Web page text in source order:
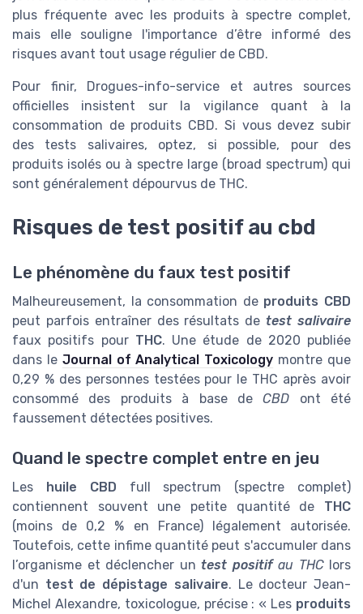
plus fréquente avec les produits à spectre complet,
mais elle souligne l'importance d’être informé des
risques avant tout usage régulier de CBD.
Pour finir, Drogues-info-service et autres sources
officielles insistent sur la vigilance quant à la
consommation de produits CBD. Si vous devez subir
des tests salivaires, optez, si possible, pour des
produits isolés ou à spectre large (broad spectrum) qui
sont généralement dépourvus de THC.
Risques de test positif au cbd
Le phénomène du faux test positif
Malheureusement, la consommation de produits CBD
peut parfois entraîner des résultats detest salivaire
faux positifs pour THC. Une étude de 2020 publiée
dans le Journal of Analytical Toxicology montre que
0,29 % des personnes testées pour le THC après avoir
consommé des produits à base deCBD ont été
faussement détectées positives.
Quand le spectre complet entre en jeu
Les huile CBD full spectrum (spectre complet)
contiennent souvent une petite quantité de THC
(moins de 0,2 % en France) légalement autorisée.
Toutefois, cette infime quantité peut s'accumuler dans
l’organisme et déclencher un test positifau THClors
d'un test de dépistage salivaire. Le docteur Jean-
Michel Alexandre, toxicologue, précise : « Les produits